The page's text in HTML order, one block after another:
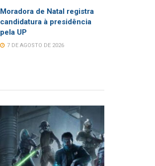
Moradora de Natal registra
candidatura à presidência
pela UP
7 DE AGOSTO DE 2026